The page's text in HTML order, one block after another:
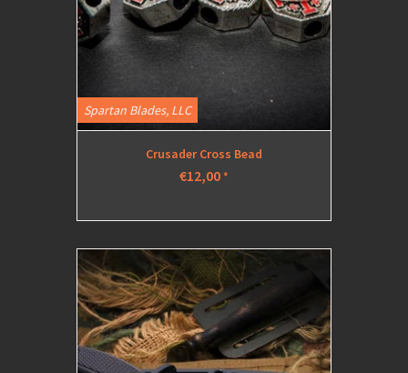
Spartan Blades, LLC
Crusader Cross Bead
€12,00*